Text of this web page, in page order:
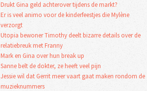
Drukt Gina geld achterover tijdens de markt?
Er is veel animo voor de kinderfeestjes die Mylène
verzorgt
Utopia bewoner Timothy deelt bizarre details over de
relatiebreuk met Franny
Mark en Gina over hun break up
Sanne belt de dokter, ze heeft veel pijn
Jessie wil dat Gerrit meer vaart gaat maken rondom de
muzieknummers